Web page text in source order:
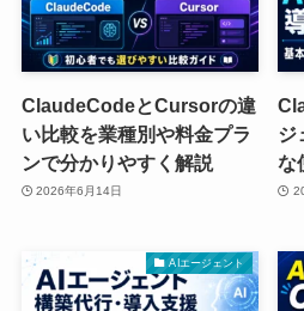
ClaudeCodeとCursorの違
い比較を業種別や料金プラ
ンで分かりやすく解説
2026年6月14日
ジ
な
AIエージェント